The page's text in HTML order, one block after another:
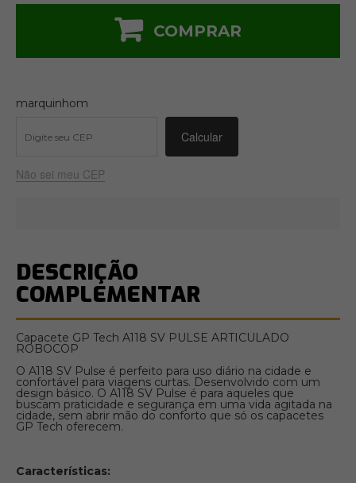
COMPRAR
marquinhom
Não sei meu CEP
DESCRIÇÃO
COMPLEMENTAR
Capacete GP Tech A118 SV PULSE ARTICULADO
ROBOCOP
O A118 SV Pulse é perfeito para uso diário na cidade e
confortável para viagens curtas. Desenvolvido com um
design básico. O A118 SV Pulse é para aqueles que
buscam praticidade e segurança em uma vida agitada na
cidade, sem abrir mão do conforto que só os capacetes
GP Tech oferecem.
Características: